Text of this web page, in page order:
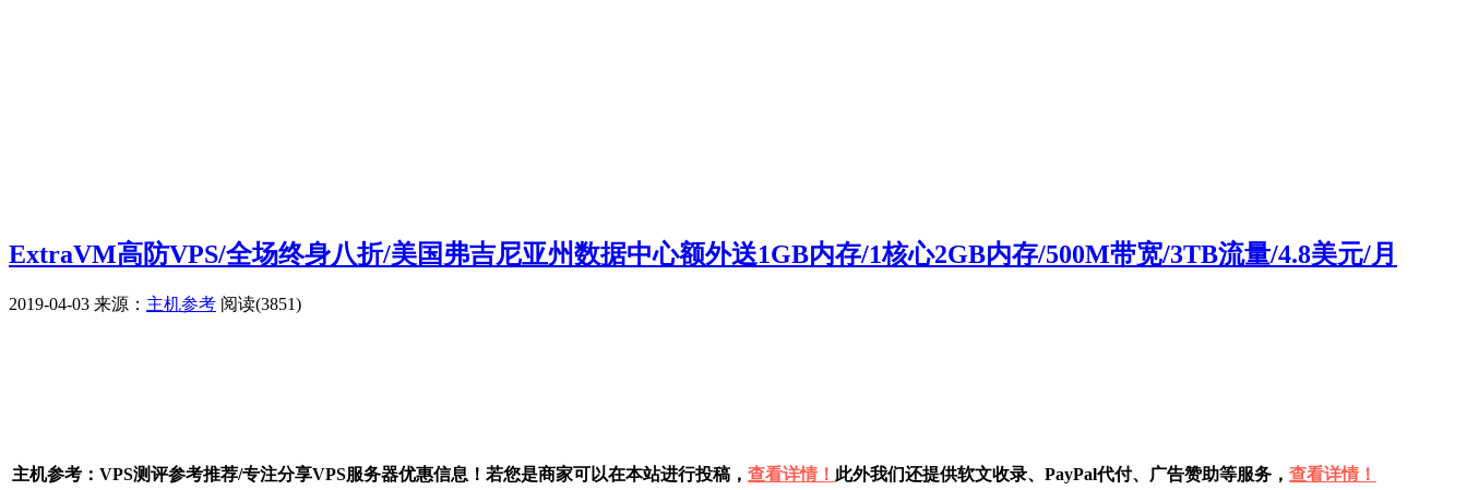
ExtraVM高防VPS/全场终身八折/美国弗吉尼亚州数据中心额外送1GB内存/1核心2GB内存/500M带宽/3TB流量/4.8美元/月
2019-04-03 来源： 主机参考 阅读(3851)
主机参考：VPS测评参考推荐/专注分享VPS服务器优惠信息！若您是商家可以在本站进行投稿， 查看详情！ 此外我们还提供软文收录、PayPal代付、广告赞助等服务， 查看详情！